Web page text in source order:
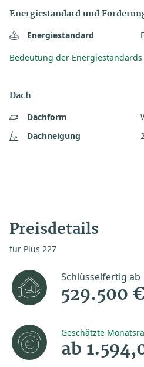
Energiestandard und
Energiestandard
Bedeutung der Energiestandards
Dach
Dachform
Dachneigung
Preisdetails
für Plus 227
Schlüsselfertig ab
529.500 €
Geschätzte
ab